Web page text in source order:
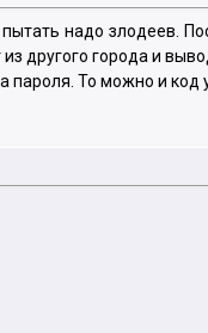
надо злодеев.
другого города и
пароля. То можно и код